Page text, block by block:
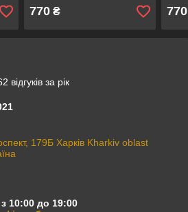
770₴ 770
за рік
179Б Харків Kharkiv oblast
10:00 до 19:00